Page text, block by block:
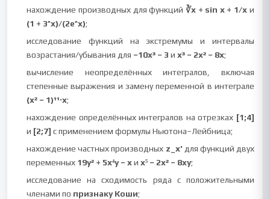
нахождение производных для функций ∛x + sin x + 1/x и
(1 + 3^x)/(2e^x);
исследование функций на экстремумы и интервалы
возрастания/убывания для −10x³ − 3 иx³ − 2x² − 8x;
вычисление неопределённых интегралов, включая
степенные выражения и замену переменной в интеграле
(x² − 1)¹¹·x;
нахождение определённых интегралов на отрезках [1;4]
и [2;7] с применением формулы Ньютона–Лейбница;
нахождение частных производных z_x' для функций двух
переменных 19y² + 5x⁴y − xиx⁵ − 2x² − 8xy;
исследование на сходимость ряда с положительными
членами по признаку Коши;